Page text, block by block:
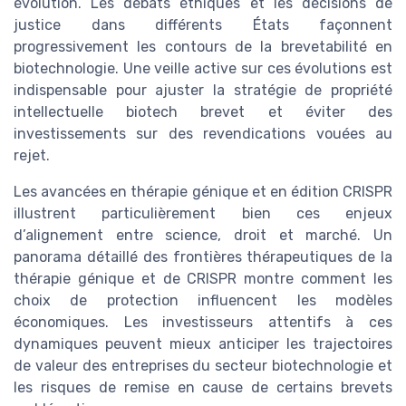
justice dans différents États façonnent
progressivement les contours de la brevetabilité en
biotechnologie. Une veille active sur ces évolutions est
indispensable pour ajuster la stratégie de propriété
intellectuelle biotech brevet et éviter des
investissements sur des revendications vouées au
rejet.
Les avancées en thérapie génique et en édition CRISPR
illustrent particulièrement bien ces enjeux
d’alignement entre science, droit et marché. Un
panorama détaillé des frontières thérapeutiques de la
thérapie génique et de CRISPR montre comment les
choix de protection influencent les modèles
économiques. Les investisseurs attentifs à ces
dynamiques peuvent mieux anticiper les trajectoires
de valeur des entreprises du secteur biotechnologie et
les risques de remise en cause de certains brevets